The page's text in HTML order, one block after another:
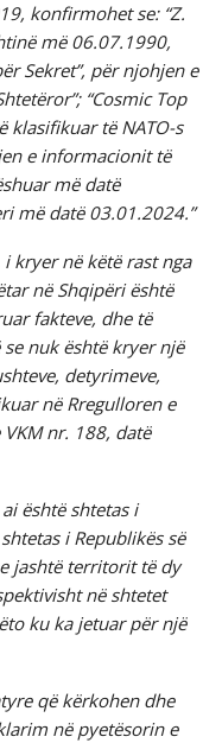
konfirmohet se: “Z.
më 06.07.1990,
Sekret”, për njohjen e
“Cosmic Top
klasifikuar të NATO-s
e informacionit të
më datë
më datë 03.01.2024.”
kryer në këtë rast nga
në Shqipëri është
fakteve, dhe të
nuk është kryer një
detyrimeve,
në Rregulloren e
nr. 188, datë
është shtetas i
i Republikës së
jashtë territorit të dy
në shtetet
ku ka jetuar për një
që kërkohen dhe
në pyetësorin e